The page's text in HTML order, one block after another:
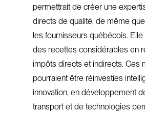
permettrait de créer une
directs de qualité, de même
les fournisseurs québécois.
des recettes considérables en
impôts directs et indirects. Ces
pourraient être réinvesties
innovation, en développement
transport et de technologies